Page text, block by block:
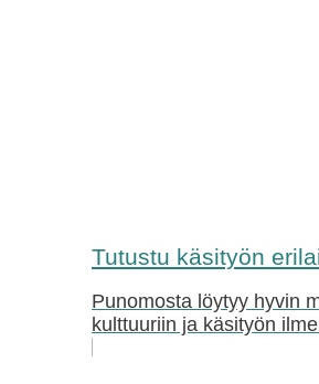
Tutustu käsityön
Punomosta löytyy hyvin
kulttuuriin ja käsityön